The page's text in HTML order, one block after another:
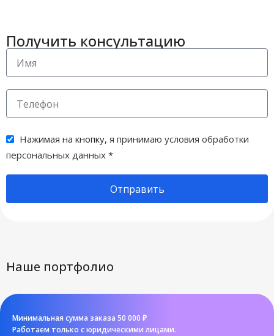
,
1
сменный
ЦВЕТ ЧЕРНИЛ Синий
Получить консультацию
Нажимая на кнопку, я принимаю условия обработки
персональных данных *
Отправить
Наше портфолио
Минимальная сумма заказа 50 000 ₽
Работаем только с юридическими лицами.